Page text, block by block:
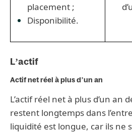
placement ;
Disponibilité.
L’actif
Actif net réel à plus d’un an
L’actif réel net à plus d’un an
restent longtemps dans
liquidité est longue, car ils ne